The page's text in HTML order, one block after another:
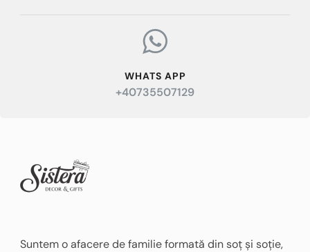
WHATS APP
+40735507129
Suntem o afacere de familie formată din soț și soție,